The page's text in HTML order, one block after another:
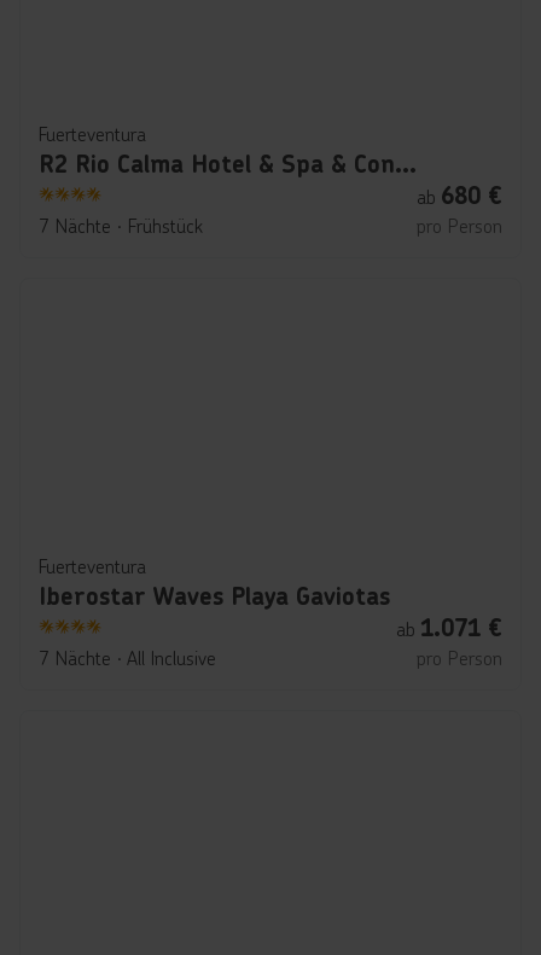
Fuerteventura
R2 Rio Calma Hotel & Spa & Conference
4
7 Nächte ∙ Frühstück
ab 680 €
pro Person
Fuerteventura
Iberostar Waves Playa Gaviotas
4
7 Nächte ∙ All Inclusive
ab 1.071 €
pro Person